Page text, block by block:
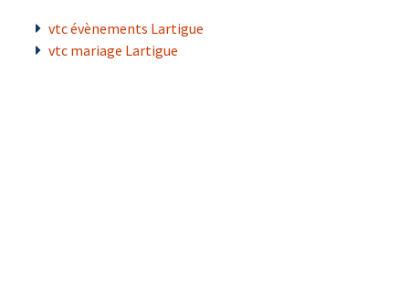
vtc évènements Lartigue
vtc mariage Lartigue